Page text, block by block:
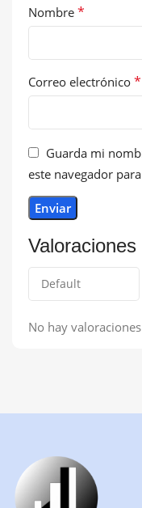
Valoraciones
No hay
Nombre *
Correo electrónico *
Guarda mi
este navegador